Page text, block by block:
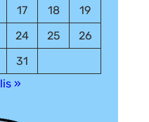
17 18
19
24 25
26
31
lis »